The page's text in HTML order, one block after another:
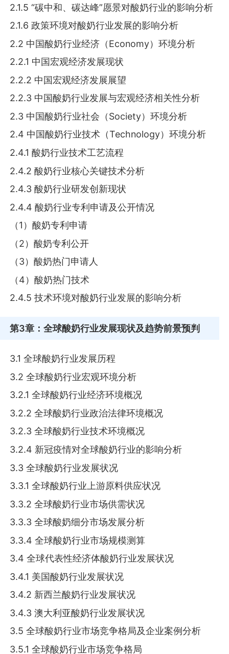
2.1.5 “碳中和、碳达峰”愿景对酸奶行业的影响分析
2.1.6 政策环境对酸奶行业发展的影响分析
2.2 中国酸奶行业经济（Economy）环境分析
2.2.1 中国宏观经济发展现状
2.2.2 中国宏观经济发展展望
2.2.3 中国酸奶行业发展与宏观经济相关性分析
2.3 中国酸奶行业社会（Society）环境分析
2.4 中国酸奶行业技术（Technology）环境分析
2.4.1 酸奶行业技术工艺流程
2.4.2 酸奶行业核心关键技术分析
2.4.3 酸奶行业研发创新现状
2.4.4 酸奶行业专利申请及公开情况
（1）酸奶专利申请
（2）酸奶专利公开
（3）酸奶热门申请人
（4）酸奶热门技术
2.4.5 技术环境对酸奶行业发展的影响分析
第3章 ：全球酸奶行业发展现状及趋势前景预判
3.1 全球酸奶行业发展历程
3.2 全球酸奶行业宏观环境分析
3.2.1 全球酸奶行业经济环境概况
3.2.2 全球酸奶行业政治法律环境概况
3.2.3 全球酸奶行业技术环境概况
3.2.4 新冠疫情对全球酸奶行业的影响分析
3.3 全球酸奶行业发展状况
3.3.1 全球酸奶行业上游原料供应状况
3.3.2 全球酸奶行业市场供需状况
3.3.3 全球酸奶细分市场发展分析
3.3.4 全球酸奶行业市场规模测算
3.4 全球代表性经济体酸奶行业发展状况
3.4.1 美国酸奶行业发展状况
3.4.2 新西兰酸奶行业发展状况
3.4.3 澳大利亚酸奶行业发展状况
3.5 全球酸奶行业市场竞争格局及企业案例分析
3.5.1 全球酸奶行业市场竞争格局